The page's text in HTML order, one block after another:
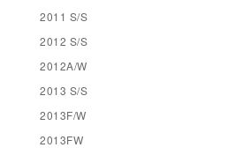
2011 S/S
2012 S/S
2012A/W
2013 S/S
2013F/W
2013FW